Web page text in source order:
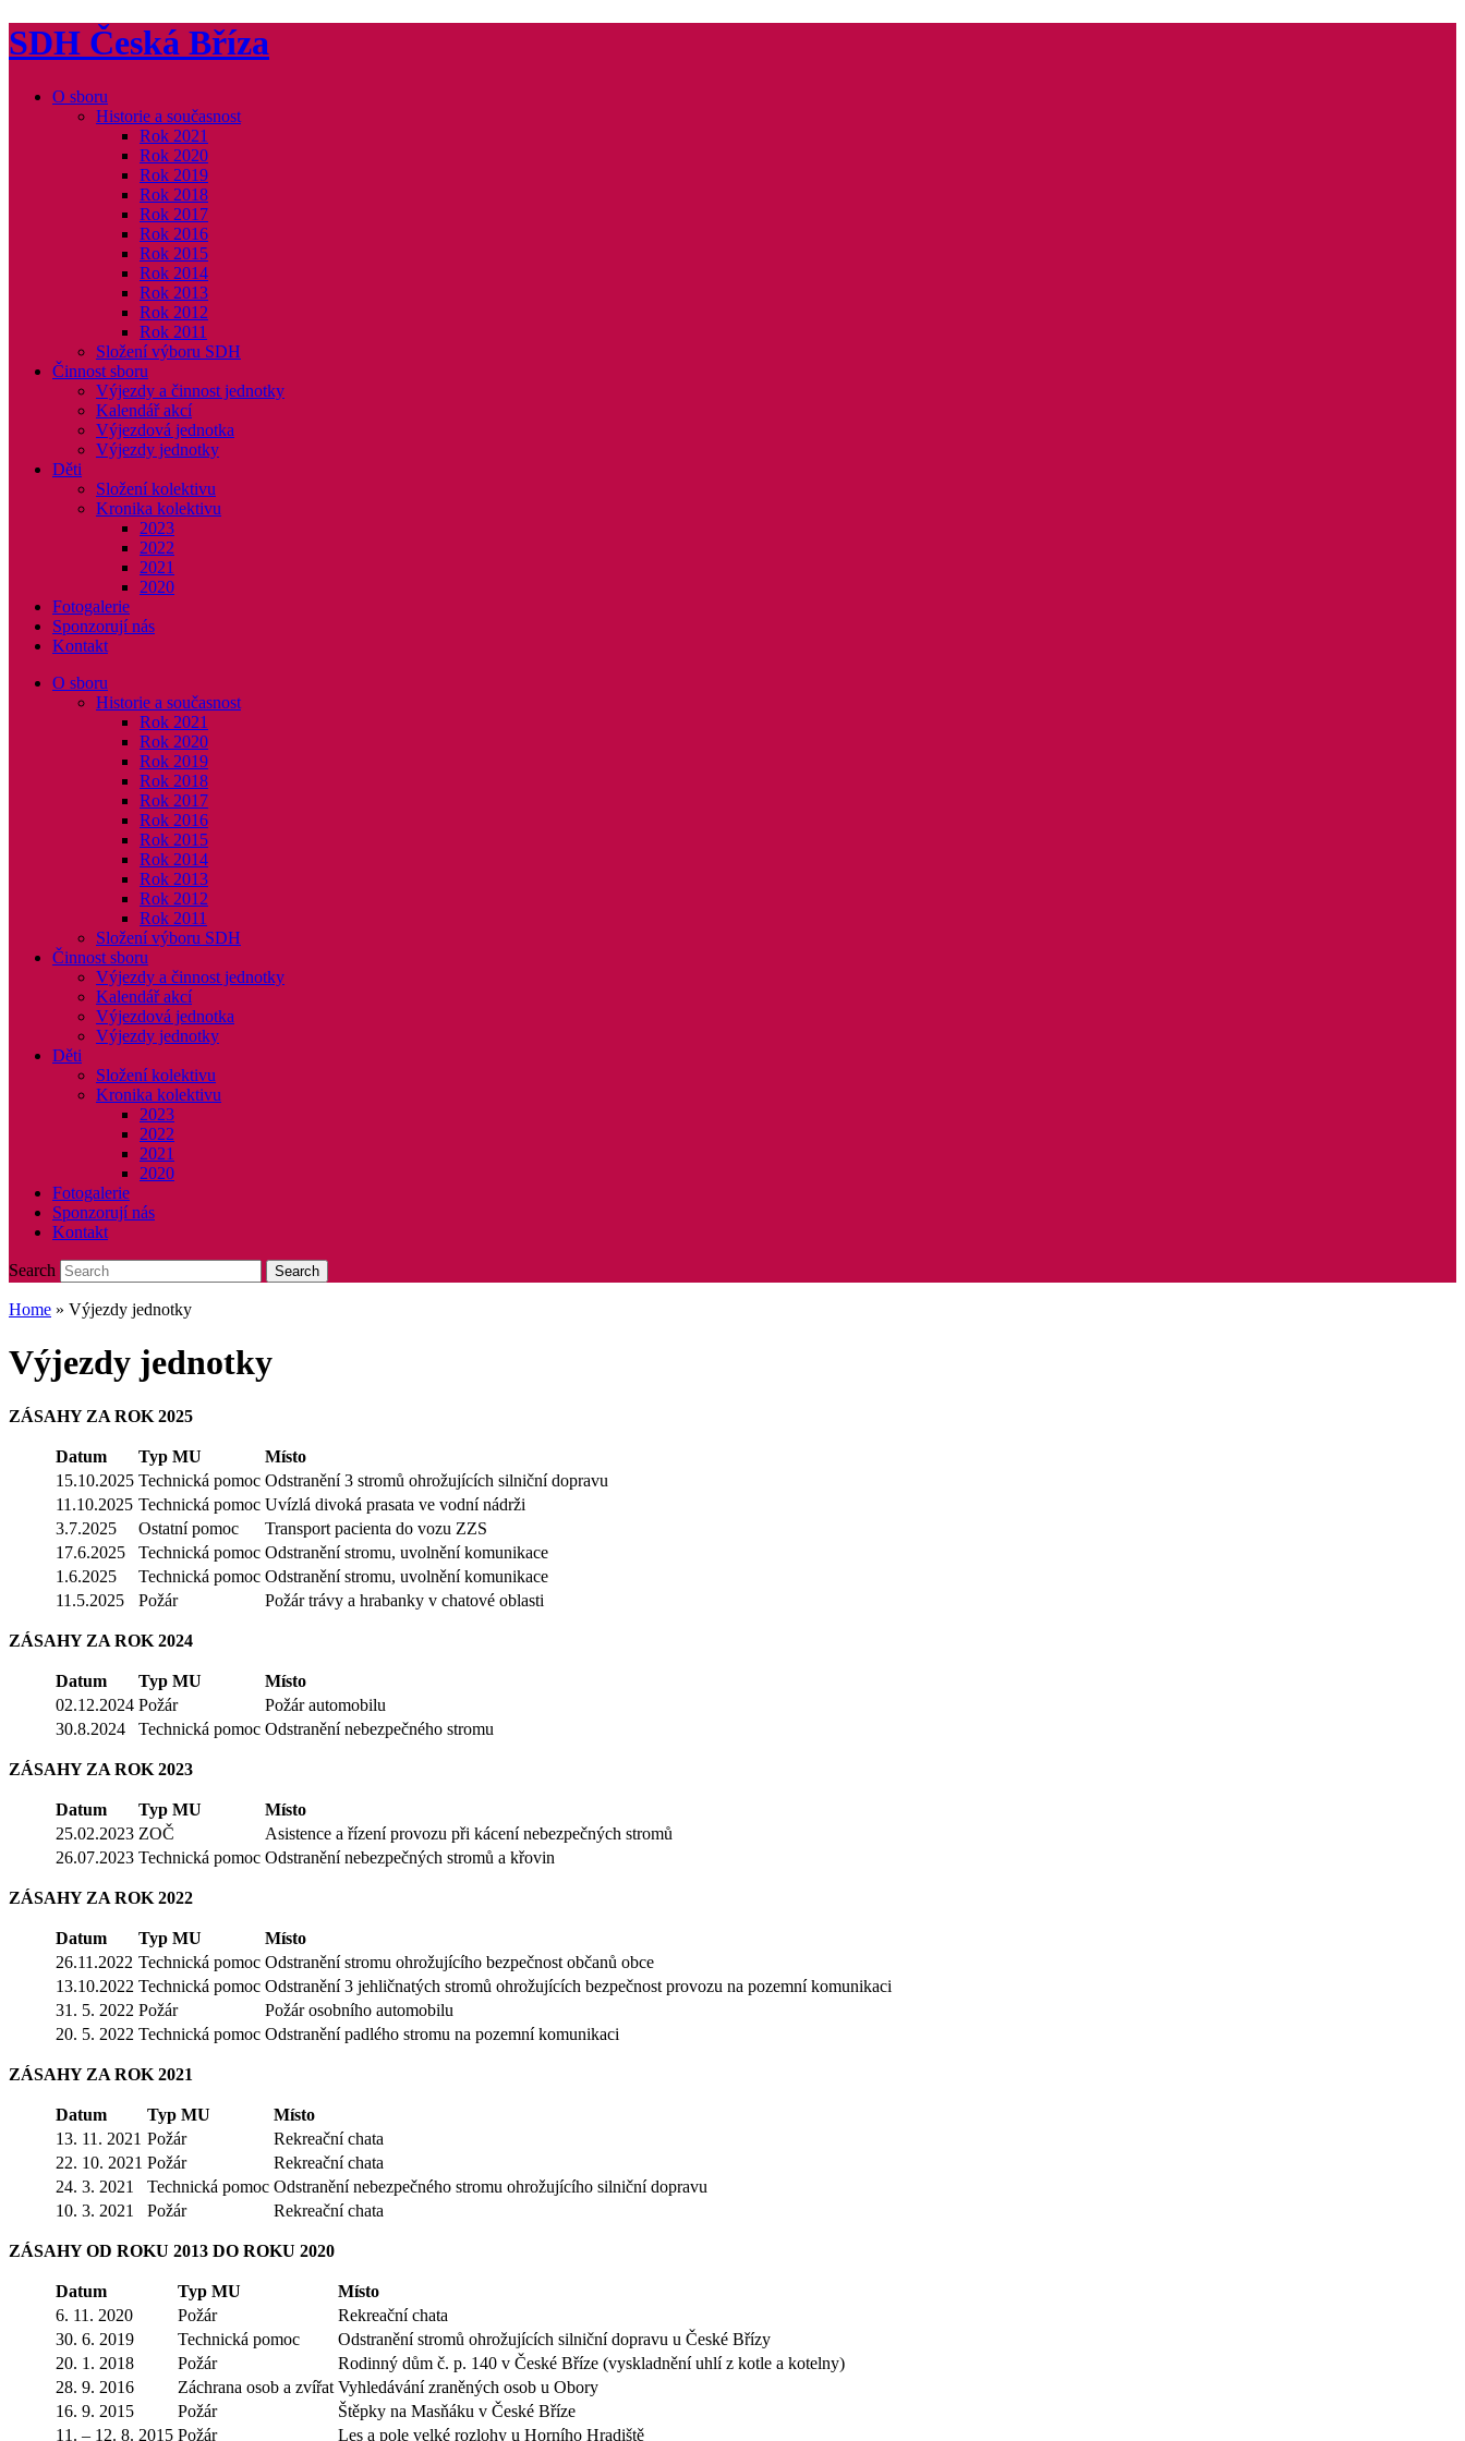
SDH Česká Bříza
O sboru
Historie a současnost
Rok 2021
Rok 2020
Rok 2019
Rok 2018
Rok 2017
Rok 2016
Rok 2015
Rok 2014
Rok 2013
Rok 2012
Rok 2011
Složení výboru SDH
Činnost sboru
Výjezdy a činnost jednotky
Kalendář akcí
Výjezdová jednotka
Výjezdy jednotky
Děti
Složení kolektivu
Kronika kolektivu
2023
2022
2021
2020
Fotogalerie
Sponzorují nás
Kontakt
O sboru
Historie a současnost
Rok 2021
Rok 2020
Rok 2019
Rok 2018
Rok 2017
Rok 2016
Rok 2015
Rok 2014
Rok 2013
Rok 2012
Rok 2011
Složení výboru SDH
Činnost sboru
Výjezdy a činnost jednotky
Kalendář akcí
Výjezdová jednotka
Výjezdy jednotky
Děti
Složení kolektivu
Kronika kolektivu
2023
2022
2021
2020
Fotogalerie
Sponzorují nás
Kontakt
Search Search
Home » Výjezdy jednotky
Výjezdy jednotky
ZÁSAHY ZA ROK 2025
Datum Typ MU
Místo
15.10.2025 Technická pomoc Odstranění 3 stromů ohrožujících silniční dopravu
11.10.2025 Technická pomoc Uvízlá divoká prasata ve vodní nádrži
3.7.2025
Ostatní pomoc
Transport pacienta do vozu ZZS
17.6.2025
Technická pomoc Odstranění stromu, uvolnění komunikace
1.6.2025
Technická pomoc Odstranění stromu, uvolnění komunikace
11.5.2025
Požár Požár trávy a hrabanky v chatové oblasti
ZÁSAHY ZA ROK 2024
Datum Typ MU
Místo
02.12.2024 Požár
Požár automobilu
30.8.2024
Technická pomoc Odstranění nebezpečného stromu
ZÁSAHY ZA ROK 2023
Datum Typ MU
Místo
25.02.2023 ZOČ
Asistence a řízení provozu při kácení nebezpečných stromů
26.07.2023 Technická pomoc Odstranění nebezpečných stromů a křovin
ZÁSAHY ZA ROK 2022
Datum Typ MU
Místo
26.11.2022 Technická pomoc Odstranění stromu ohrožujícího bezpečnost občanů obce
13.10.2022 Technická pomoc Odstranění 3 jehličnatých stromů ohrožujících bezpečnost provozu na pozemní komunikaci
31. 5. 2022 Požár
Požár osobního automobilu
20. 5. 2022 Technická pomoc Odstranění padlého stromu na pozemní komunikaci
ZÁSAHY ZA ROK 2021
Datum Typ MU
Místo
13. 11. 2021 Požár
Rekreační chata
22. 10. 2021 Požár
Rekreační chata
24. 3. 2021
Technická pomoc Odstranění nebezpečného stromu ohrožujícího silniční dopravu
10. 3. 2021
Požár Rekreační chata
ZÁSAHY OD ROKU 2013 DO ROKU 2020
Datum Typ MU
Místo
6. 11. 2020
Požár
Rekreační chata
30. 6. 2019
Technická pomoc
Odstranění stromů ohrožujících silniční dopravu u České Břízy
20. 1. 2018
Požár
Rodinný dům č. p. 140 v České Bříze (vyskladnění uhlí z kotle a kotelny)
28. 9. 2016
Záchrana osob a zvířat Vyhledávání zraněných osob u Obory
16. 9. 2015
Požár
Štěpky na Masňáku v České Bříze
11. – 12. 8. 2015 Požár Les a pole velké rozlohy u Horního Hradiště